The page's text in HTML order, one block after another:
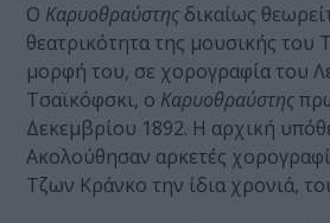
Ο Καρυοθραύστης δικαίως
θεατρικότητα της μουσικής του
μορφή του, σε χορογραφία του
Τσαϊκόφσκι, ο Καρυοθραύστης
Δεκεμβρίου 1892. Η αρχική
Ακολούθησαν αρκετές
Τζων Κράνκο την ίδια χρονιά,